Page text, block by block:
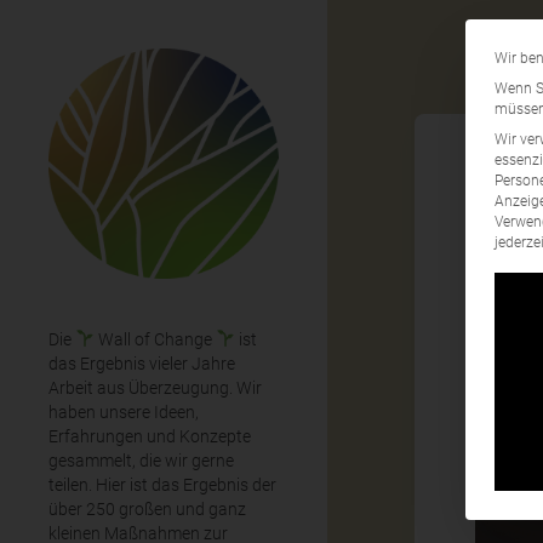
Die Wall of Change
ist
das Ergebnis vieler Jahre
Arbeit aus Überzeugung. Wir
haben unsere Ideen,
Erfahrungen und Konzepte
gesammelt, die wir gerne
teilen. Hier ist das Ergebnis der
über 250 großen und ganz
kleinen Maßnahmen zur
Wir
Wenn
Wir